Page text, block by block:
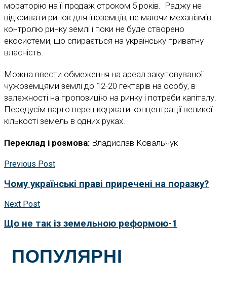
мораторію на її продаж строком 5 років. Раджу не
відкривати ринок для іноземців, не маючи механізмів
контролю ринку землі і поки не буде створено
екосистеми, що спирається на українську приватну
власність.
Можна ввести обмеження на ареал закуповуваної
чужоземцями землі до 12-20 гектарів на особу, в
залежності на пропозицію на ринку і потреби капіталу.
Передусім варто перешкоджати концентрації великої
кількості земель в одних руках.
Переклад і розмова: Владислав Ковальчук
Previous Post
Чому українські праві приречені на поразку?
Next Post
Що не так із земельною реформою-1
ПОПУЛЯРНІ